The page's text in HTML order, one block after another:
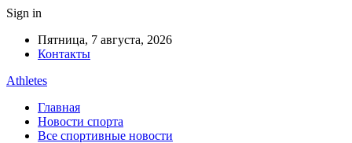
Sign in
Пятница, 7 августа, 2026
Контакты
Athletes
Главная
Новости спорта
Все спортивные новости